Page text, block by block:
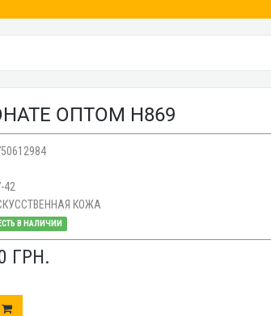
ОПТОМ H869
42
КОЖА
В НАЛИЧИИ
ГРН.